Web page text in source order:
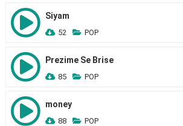
Siyam
52 POP
Prezime Se Brise
85 POP
money
88 POP